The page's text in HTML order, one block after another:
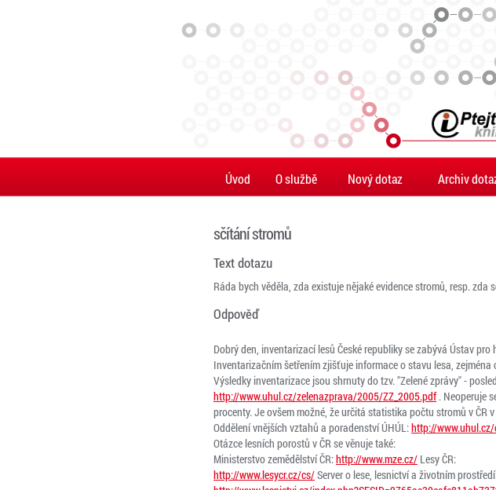
Úvod O službě Nový dotaz Archiv
sčítání stromů
Text dotazu
Ráda bych věděla, zda existuje nějaké evidence stromů, resp. zda
Odpověď
Dobrý den, inventarizací lesů České republiky se zabývá Ústav
Inventarizačním šetřením zjišťuje informace o stavu lesa,
Výsledky inventarizace jsou shrnuty do tzv. "Zelené zprávy" -
http://www.uhul.cz/zelenazprava/2005/ZZ_2005.pdf. Neoperuje
procenty. Je ovšem možné, že určitá statistika počtu stromů v
Oddělení vnějších vztahů a poradenství ÚHÚL:http://
Otázce lesních porostů v ČR se věnuje také:
Ministerstvo zemědělství ČR:http://www.mze.cz/ Lesy ČR:
http://www.lesycr.cz/cs/Server o lese, lesnictví a životním